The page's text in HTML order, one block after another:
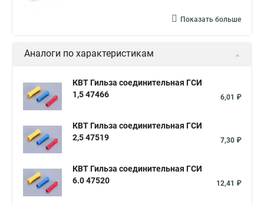
Показать больше
Аналоги по характеристикам
КВТ Гильза соединительная ГСИ
1,5 47466
6,01 ₽
КВТ Гильза соединительная ГСИ
2,5 47519
7,30 ₽
КВТ Гильза соединительная ГСИ
6.0 47520
12,41 ₽